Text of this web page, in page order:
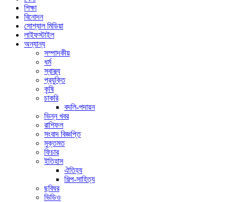
শিক্ষা
বিনোদন
সোশ্যাল মিডিয়া
লাইফস্টাইল
অন্যান্য
সম্পাদকীয়
ধর্ম
স্বাস্থ্য
প্রযুক্তি
কৃষি
চাকরি
বদলি-পদায়ন
ভিন্ন খবর
রাশিফল
সংবাদ বিজ্ঞপ্তি
মুক্তমত
ফিচার
ইতিহাস
ঐতিহ্য
শিল্প-সাহিত্য
ছবিঘর
ভিডিও